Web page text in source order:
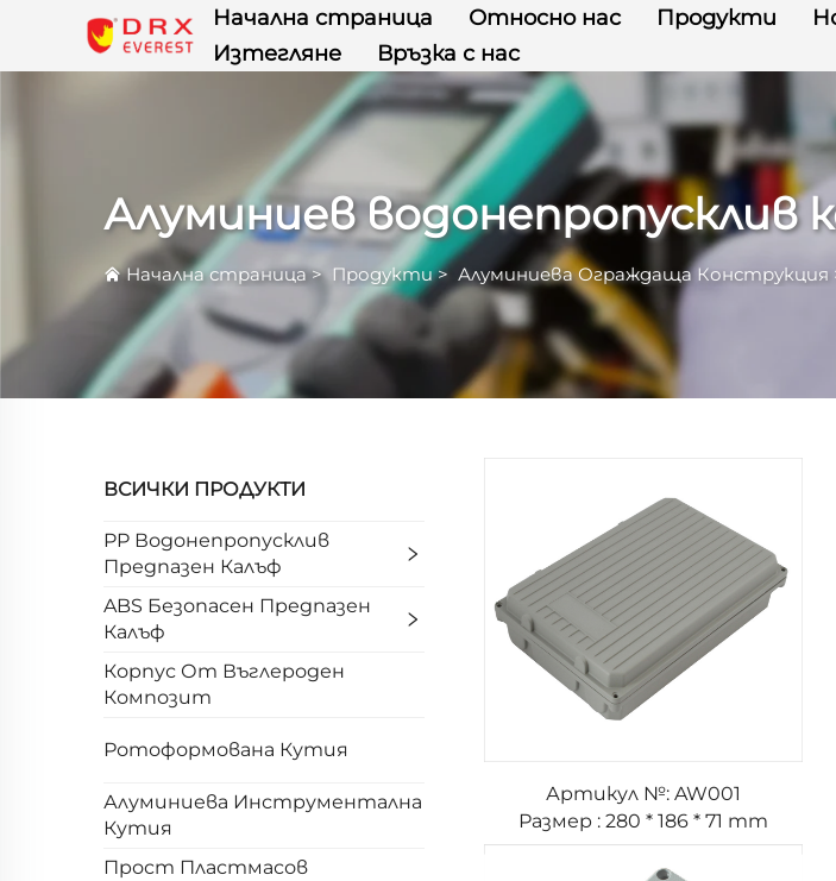
Начална страница Относно нас Продукти
Изтегляне
Връзка с нас
Алуминиев водонепропусклив
Начална страница> Продукти> Алуминиева Ограждаща Конструкция
ВСИЧКИ ПРОДУКТИ
PP Водонепропусклив
Предпазен Калъф
ABS Безопасен Предпазен
Калъф
Корпус От Въглероден
Композит
Ротоформована Кутия
Алуминиева Инструментална
Кутия
Прост Пластмасов
Артикул №: AW001
Размер : 280 * 186 * 71 mm